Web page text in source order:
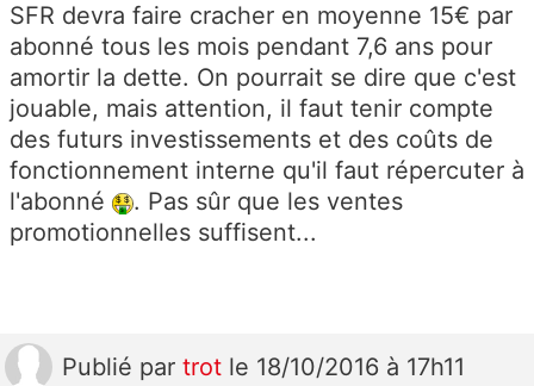
SFR devra faire cracher en moyenne 15€ par
abonné tous les mois pendant 7,6 ans pour
amortir la dette. On pourrait se dire que c'est
jouable, mais attention, il faut tenir compte
des futurs investissements et des coûts de
fonctionnement interne qu'il faut répercuter à
l'abonné
. Pas sûr que les ventes
promotionnelles suffisent...
Publié par trot le 18/10/2016 à 17h11